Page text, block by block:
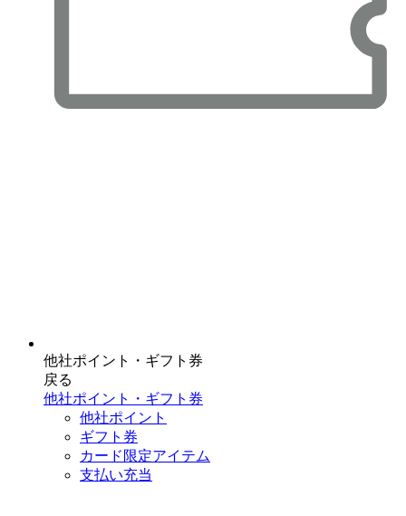
他社ポイント・ギフト券
戻る
他社ポイント・ギフト券
他社ポイント
ギフト券
カード限定アイテム
支払い充当